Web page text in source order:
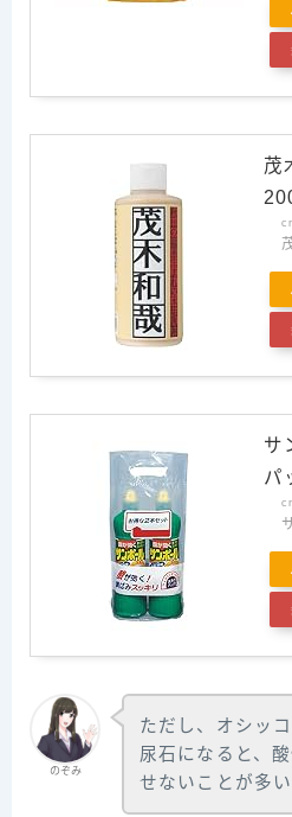
茂
サ
パ
のぞみ
ただし、オシッ
尿石になると、
せないことが多